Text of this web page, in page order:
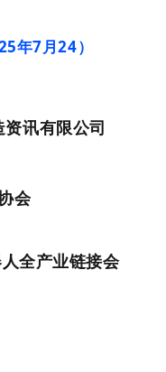
年7月24）
讯有限公司
会
全产业链接会